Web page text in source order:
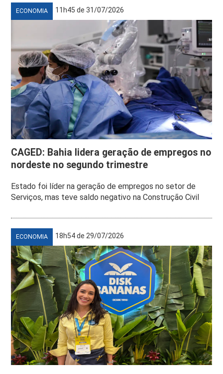
ECONOMIA 11h45 de 31/07/2026
CAGED: Bahia lidera geração de empregos no
nordeste no segundo trimestre
Estado foi líder na geração de empregos no setor de
Serviços, mas teve saldo negativo na Construção Civil
ECONOMIA 18h54 de 29/07/2026